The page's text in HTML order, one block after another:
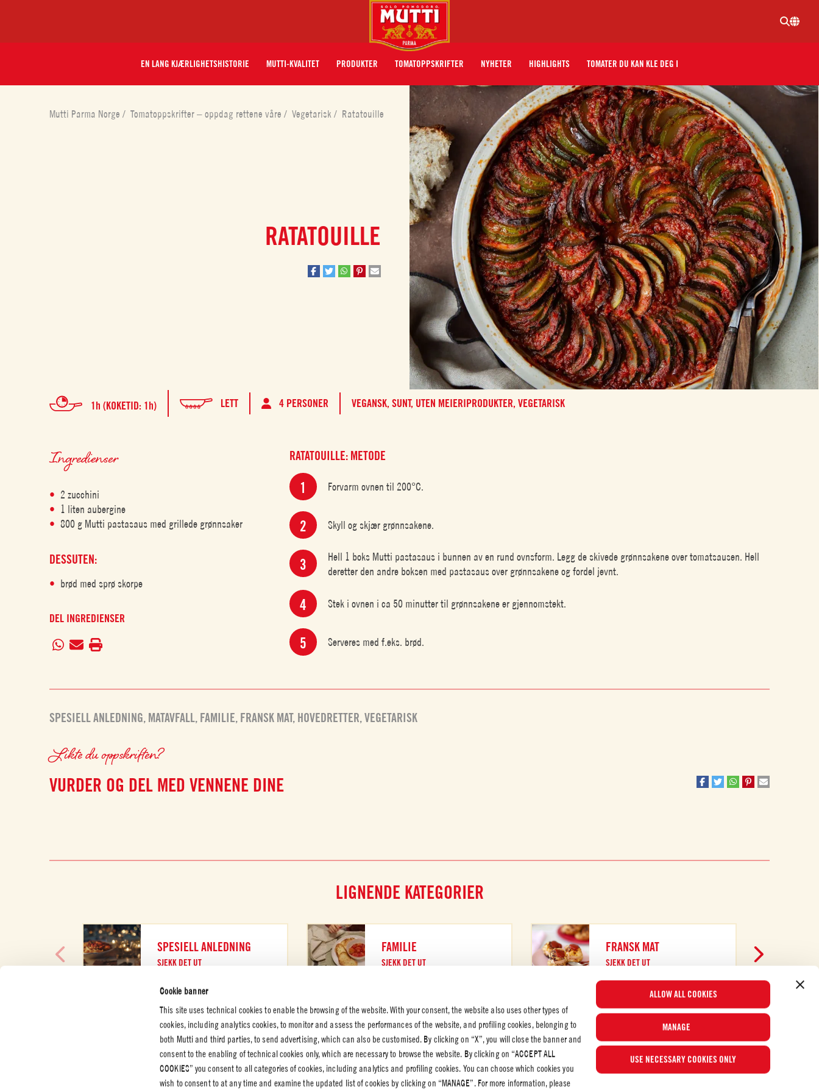
Cookie banner
This site uses technical cookies to enable the browsing of the website. With your consent, the website also uses other types of
cookies, including analytics cookies, to monitor and assess the performances of the website, and profiling cookies, belonging to
both Mutti and third parties, to send advertising, which can also be customised. By clicking on “X”, you will close the banner and
consent to the enabling of technical cookies only, which are necessary to browse the website. By clicking on “ACCEPT ALL
COOKIES” you consent to all categories of cookies, including analytics and profiling cookies. You can choose which cookies you
wish to consent to at any time and examine the updated list of cookies by clicking on “MANAGE”. For more information, please
ALLOW ALL COOKIES
MANAGE
USE NECESSARY COOKIES ONLY
EN LANG KJÆRLIGHETSHISTORIE MUTTI-KVALITET PRODUKTER TOMATOPPSKRIFTER NYHETER HIGHLIGHTS TOMATER DU KAN KLE DEG I
Mutti Parma Norge/ Tomatoppskrifter – oppdag rettene våre/ Vegetarisk/ Ratatouille
RATATOUILLE
1h (KOKETID: 1h) LETT 4 PERSONER VEGANSK,SUNT, UTEN MEIERIPRODUKTER,VEGETARISK
Ingredienser
2 zucchini
1 liten aubergine
800 g Mutti pastasaus med grillede grønnsaker
DESSUTEN:
brød med sprø skorpe
DEL INGREDIENSER
RATATOUILLE: METODE
Forvarm ovnen til 200°C.
Skyll og skjær grønnsakene.
Hell 1 boks Mutti pastasaus i bunnen av en rund ovnsform. Legg de skivede grønnsakene over tomatsausen. Hell
deretter den andre boksen med pastasaus over grønnsakene og fordel jevnt.
Stek i ovnen i ca 50 minutter til grønnsakene er gjennomstekt.
Serveres med f.eks. brød.
SPESIELL ANLEDNING, MATAVFALL, FAMILIE, FRANSK MAT, HOVEDRETTER,VEGETARISK
Likte du oppskriften?
VURDER OG DEL MED VENNENE DINE
LIGNENDE KATEGORIER
SPESIELL ANLEDNING
SJEKK DET UT
FAMILIE
SJEKK DET UT
FRANSK MAT
SJEKK DET UT
BEDRIFT
Sertifiseringer
Etiske retningslinjer
JURIDISK OG
PERSONVERN
Personvernpolicy
Populære oppskrifter